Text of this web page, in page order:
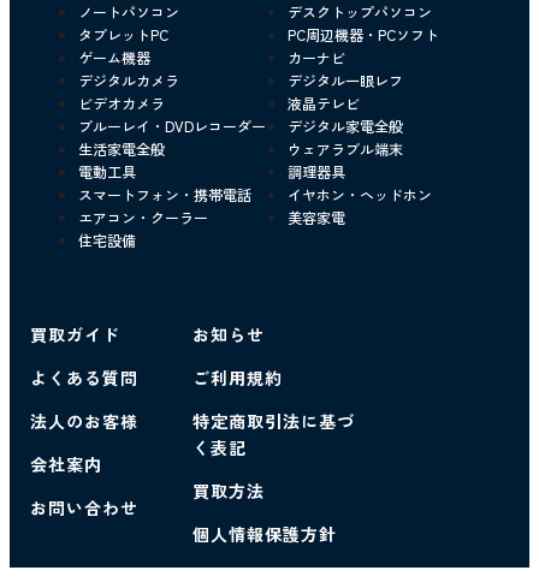
ノートパソコン
デスクトップパソコン
タブレットPC
PC周辺機器・PCソフト
ゲーム機器
カーナビ
デジタルカメラ
デジタル一眼レフ
ビデオカメラ
液晶テレビ
ブルーレイ・DVDレコーダー
デジタル家電全般
生活家電全般
ウェアラブル端末
電動工具
調理器具
スマートフォン・携帯電話
イヤホン・ヘッドホン
エアコン・クーラー
美容家電
住宅設備
買取ガイド
よくある質問
法人のお客様
会社案内
お問い合わせ
お知らせ
ご利用規約
特定商取引法に基づ
く表記
買取方法
個人情報保護方針